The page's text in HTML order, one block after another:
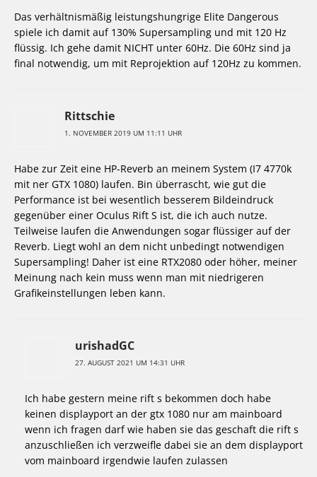
Das verhältnismäßig leistungshungrige Elite Dangerous
spiele ich damit auf 130% Supersampling und mit 120 Hz
flüssig. Ich gehe damit NICHT unter 60Hz. Die 60Hz sind ja
final notwendig, um mit Reprojektion auf 120Hz zu kommen.
Rittschie
1. NOVEMBER 2019 UM 11:11 UHR
Habe zur Zeit eine HP-Reverb an meinem System (I7 4770k
mit ner GTX 1080) laufen. Bin überrascht, wie gut die
Performance ist bei wesentlich besserem Bildeindruck
gegenüber einer Oculus Rift S ist, die ich auch nutze.
Teilweise laufen die Anwendungen sogar flüssiger auf der
Reverb. Liegt wohl an dem nicht unbedingt notwendigen
Supersampling! Daher ist eine RTX2080 oder höher, meiner
Meinung nach kein muss wenn man mit niedrigeren
Grafikeinstellungen leben kann.
urishadGC
27. AUGUST 2021 UM 14:31 UHR
Ich habe gestern meine rift s bekommen doch habe
keinen displayport an der gtx 1080 nur am mainboard
wenn ich fragen darf wie haben sie das geschaft die rift s
anzuschließen ich verzweifle dabei sie an dem displayport
vom mainboard irgendwie laufen zulassen